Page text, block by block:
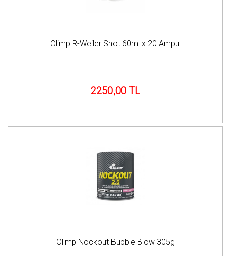
Olimp R-Weiler Shot 60ml x 20 Ampul
2250,00 TL
Olimp Nockout Bubble Blow 305g